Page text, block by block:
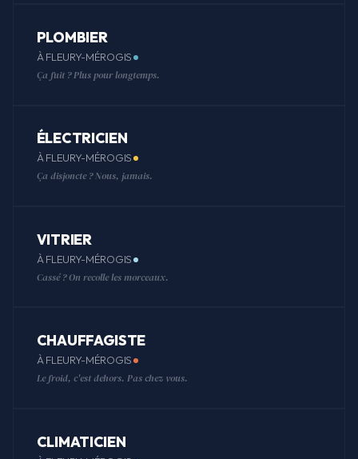
PLOMBIER
À FLEURY-MÉROGIS
Ça fuit ? Plus pour longtemps.
ÉLECTRICIEN
À FLEURY-MÉROGIS
Ça disjoncte ? Nous, jamais.
VITRIER
À FLEURY-MÉROGIS
Cassé ? On recolle les morceaux.
CHAUFFAGISTE
À FLEURY-MÉROGIS
Le froid, c'est dehors. Pas chez vous.
CLIMATICIEN